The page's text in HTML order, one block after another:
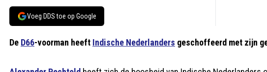
Voeg DDS toe op Google
De D66-voorman heeft Indische Nederlanders geschoffeerd met zijn